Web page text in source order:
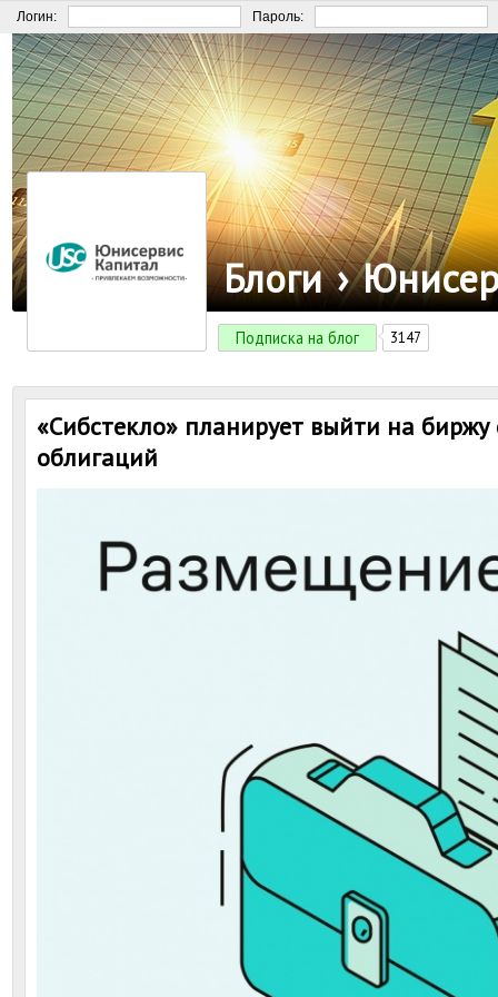
Логин: Пароль:
Блоги ›
Подписка на блог 3147
«Сибстекло» планирует выйти на
облигаций